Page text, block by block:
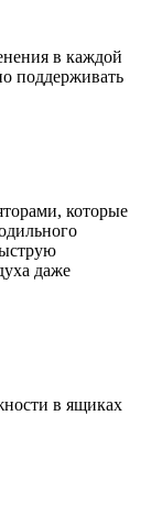
в каждой
поддерживать
которые
даже
в ящиках